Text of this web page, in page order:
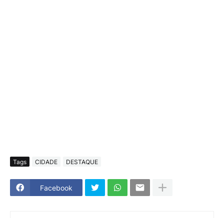
Tags CIDADE DESTAQUE
Facebook